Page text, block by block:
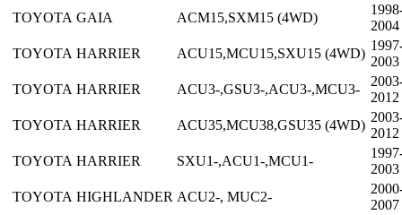
TOYOTA GAIA ACM15,SXM15 (4WD)
2004
TOYOTA HARRIER ACU15,MCU15,SXU15 (4WD)
2003
TOYOTA HARRIER ACU3-,GSU3-,ACU3-,MCU3-
2012
TOYOTA HARRIER ACU35,MCU38,GSU35 (4WD)
2012
TOYOTA HARRIER SXU1-,ACU1-,MCU1-
2003
TOYOTA HIGHLANDER ACU2-, MUC2-
2007